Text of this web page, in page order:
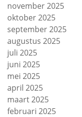
november 2025
oktober 2025
september 2025
augustus 2025
juli 2025
juni 2025
mei 2025
april 2025
maart 2025
februari 2025